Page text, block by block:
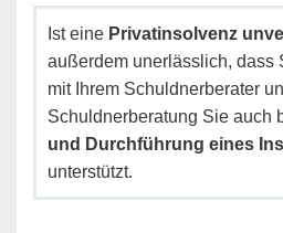
Ist eine Privatinsolvenz
außerdem unerlässlich, dass
mit Ihrem Schuldnerberater
Schuldnerberatung Sie auch
und Durchführung eines
unterstützt.